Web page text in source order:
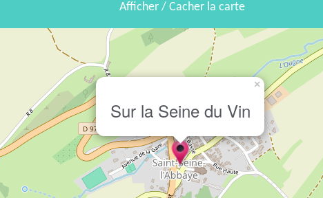
Afficher / Cacher la carte
Sur la Seine du Vin
×